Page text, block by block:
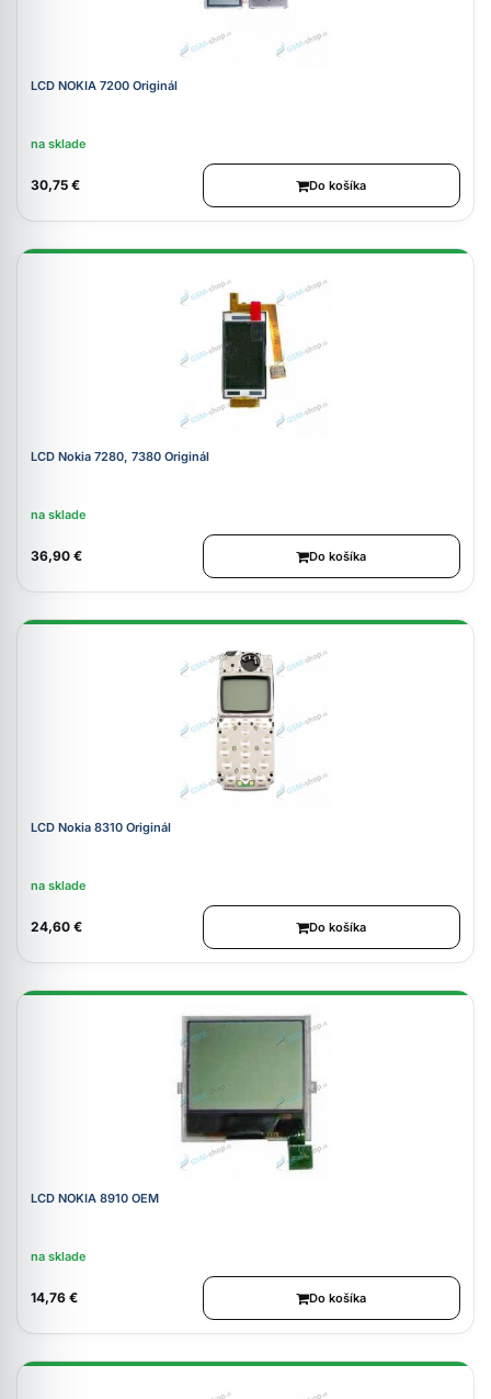
LCD NOKIA 7200 Originál
na sklade
30,75 € Do košíka
LCD Nokia 7280, 7380 Originál
na sklade
36,90 € Do košíka
LCD Nokia 8310 Originál
na sklade
24,60 € Do košíka
LCD NOKIA 8910 OEM
na sklade
14,76 € Do košíka